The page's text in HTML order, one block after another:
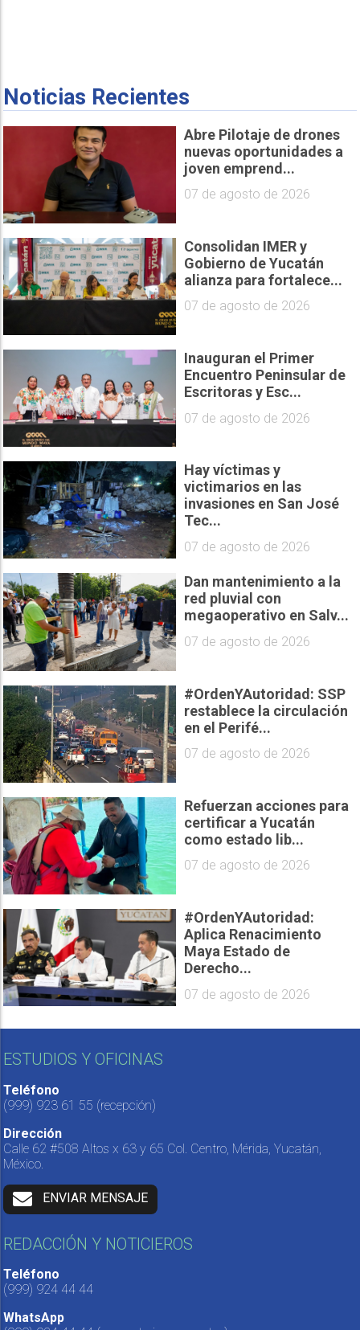
Noticias Recientes
Abre Pilotaje de drones
nuevas oportunidades a
joven emprend...
07 de agosto de 2026
Consolidan IMER y
Gobierno de Yucatán
alianza para fortalece...
07 de agosto de 2026
Inauguran el Primer
Encuentro Peninsular de
Escritoras y Esc...
07 de agosto de 2026
Hay víctimas y
victimarios en las
invasiones en San José
Tec...
07 de agosto de 2026
Dan mantenimiento a la
red pluvial con
megaoperativo en Salv...
07 de agosto de 2026
#OrdenYAutoridad: SSP
restablece la circulación
en el Perifé...
07 de agosto de 2026
Refuerzan acciones para
certificar a Yucatán
como estado lib...
07 de agosto de 2026
#OrdenYAutoridad:
Aplica Renacimiento
Maya Estado de
Derecho...
07 de agosto de 2026
ESTUDIOS Y OFICINAS
Teléfono
(999) 923 61 55 (recepción)
Dirección
Calle 62 #508 Altos x 63 y 65 Col. Centro, Mérida, Yucatán,
México.
ENVIAR MENSAJE
REDACCIÓN Y NOTICIEROS
Teléfono
(999) 924 44 44
WhatsApp